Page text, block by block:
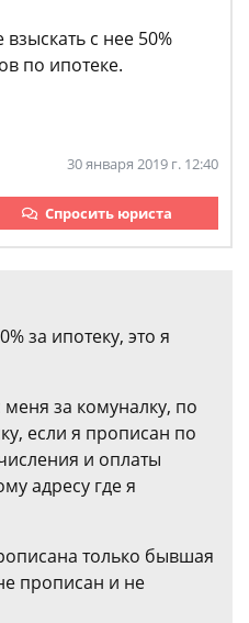
с нее 50%
по ипотеке.
30 января 2019 г. 12:40
Спросить юриста
за ипотеку, это я
за комуналку, по
если я прописан по
и оплаты
адресу где я
только бывшая
прописан и не